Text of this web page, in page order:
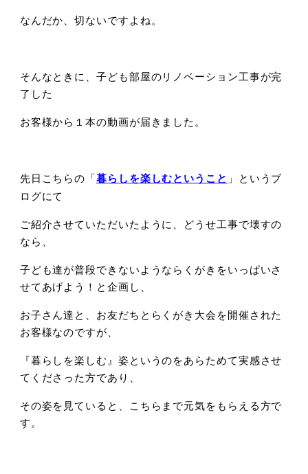
なんだか、切ないですよね。
そんなときに、子ども部屋のリノベーション工事が完
了した
お客様から１本の動画が届きました。
先日こちらの「暮らしを楽しむということ 」というブ
ログにて
ご紹介させていただいたように、どうせ工事で壊すの
なら、
子ども達が普段できないようならくがきをいっぱいさ
せてあげよう！と企画し、
お子さん達と、お友だちとらくがき大会を開催された
お客様なのですが、
『暮らしを楽しむ』姿というのをあらためて実感させ
てくださった方であり、
その姿を見ていると、こちらまで元気をもらえる方で
す。